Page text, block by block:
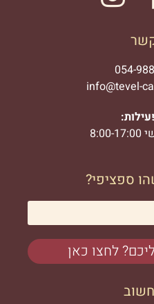
054-
info@tevel-
ספציפי?
לחצו כאן